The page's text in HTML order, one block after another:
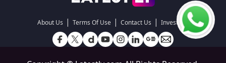
About Us | Terms Of Use | Contact Us | Investors